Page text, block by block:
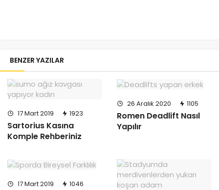
BENZER YAZILAR
17 Mart 2019 1923
Sartorius Kasına
Komple Rehberiniz
26 Aralık 2020 1105
Romen Deadlift Nasıl
Yapılır
17 Mart 2019 1046